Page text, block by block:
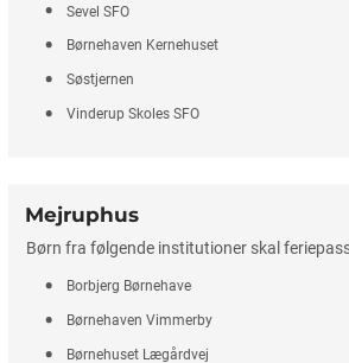
Sevel SFO
Børnehaven Kernehuset
Søstjernen
Vinderup Skoles SFO
Mejruphus
Børn fra følgende institutioner skal
Borbjerg Børnehave
Børnehaven Vimmerby
Børnehuset Lægårdvej